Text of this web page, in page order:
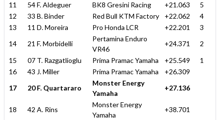
11
54 F. Aldeguer BK8 Gresini Racing +21.063
5
12
33 B. Binder Red Bull KTM Factory +22.062
4
13
11 D. Moreira Pro Honda LCR +22.201
3
14
21 F. Morbidelli
Pertamina Enduro
VR46
+24.371
2
15
07 T. Razgatlioglu Prima Pramac Yamaha +25.549
1
16
43 J. Miller Prima Pramac Yamaha
+26.309
17
20 F. Quartararo
Monster Energy
Yamaha
+27.136
18 42 A. Rins
Monster Energy
Yamaha
+38.701